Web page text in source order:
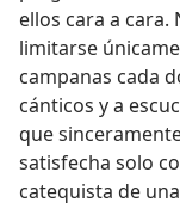
ellos cara a
limitarse
campanas cada
cánticos y a
que
satisfecha solo
catequista de